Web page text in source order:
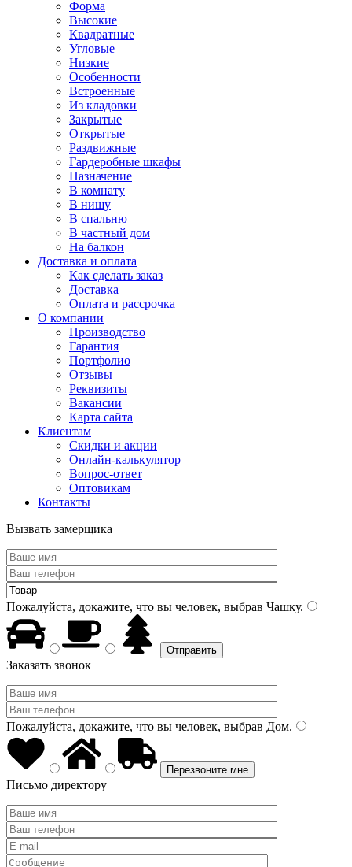
Форма
Высокие
Квадратные
Угловые
Низкие
Особенности
Встроенные
Из кладовки
Закрытые
Открытые
Раздвижные
Гардеробные шкафы
Назначение
В комнату
В нишу
В спальню
В частный дом
На балкон
Доставка и оплата
Как сделать заказ
Доставка
Оплата и рассрочка
О компании
Производство
Гарантия
Портфолио
Отзывы
Реквизиты
Вакансии
Карта сайта
Клиентам
Скидки и акции
Онлайн-калькулятор
Вопрос-ответ
Оптовикам
Контакты
Вызвать замерщика
Пожалуйста, докажите, что вы человек, выбрав Чашку.
Заказать звонок
Пожалуйста, докажите, что вы человек, выбрав Дом.
Письмо директору